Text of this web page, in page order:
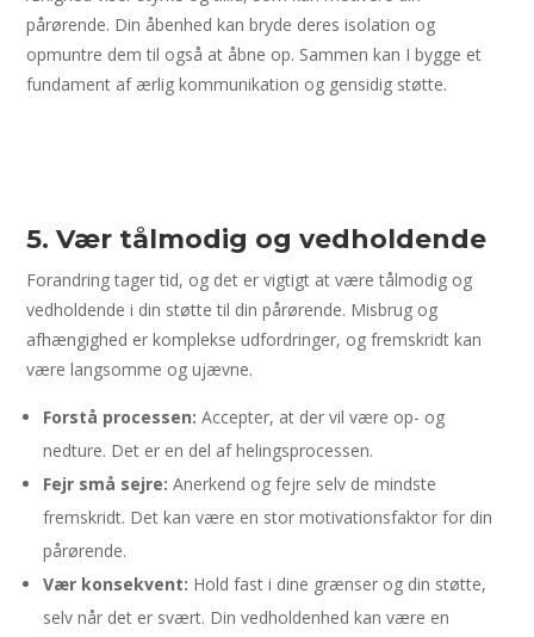
pårørende. Din åbenhed kan bryde deres isolation og
opmuntre dem til også at åbne op. Sammen kan I bygge et
fundament af ærlig kommunikation og gensidig støtte.
5. Vær tålmodig og vedholdende
Forandring tager tid, og det er vigtigt at være tålmodig og
vedholdende i din støtte til din pårørende. Misbrug og
afhængighed er komplekse udfordringer, og fremskridt kan
være langsomme og ujævne.
Forstå processen: Accepter, at der vil være op- og
nedture. Det er en del af helingsprocessen.
Fejr små sejre: Anerkend og fejre selv de mindste
fremskridt. Det kan være en stor motivationsfaktor for din
pårørende.
Vær konsekvent: Hold fast i dine grænser og din støtte,
selv når det er svært. Din vedholdenhed kan være en